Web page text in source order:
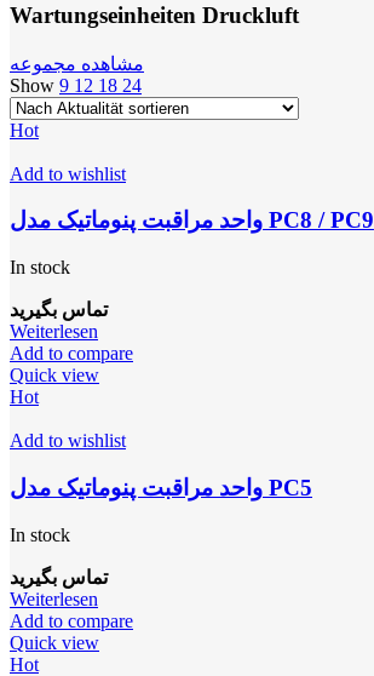
Wartungseinheiten Druckluft
مشاهده مجموعه
Show 9 12 18 24
Hot
Add to wishlist
واحد مراقبت پنوماتیک مدل PC8 / PC9
In stock
تماس بگیرید
Weiterlesen
Add to compare
Quick view
Hot
Add to wishlist
واحد مراقبت پنوماتیک مدل PC5
In stock
تماس بگیرید
Weiterlesen
Add to compare
Quick view
Hot